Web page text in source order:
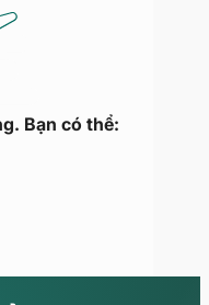
Bạn có thể: